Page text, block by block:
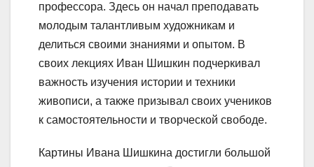
профессора. Здесь он начал преподавать
молодым талантливым художникам и
делиться своими знаниями и опытом. В
своих лекциях Иван Шишкин подчеркивал
важность изучения истории и техники
живописи, а также призывал своих учеников
к самостоятельности и творческой свободе.
Картины Ивана Шишкина достигли большой